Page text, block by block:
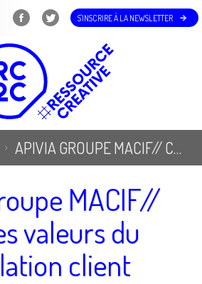
S'INSCRIRE À LA NEWSLETTER
APIVIA GROUPE MACIF// CHARTE DES VALEURS DU CENTRE RELATION CLIENT
MACIF//
valeurs du
client